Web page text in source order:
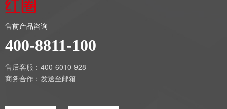
售前产品咨询
400-8811-100
售后客服：400-6010-928
商务合作： 发送至邮箱